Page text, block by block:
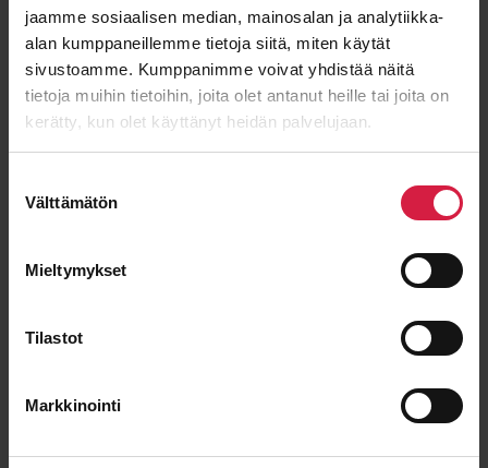
jaamme sosiaalisen median, mainosalan ja analytiikka-
alan kumppaneillemme tietoja siitä, miten käytät
sivustoamme. Kumppanimme voivat yhdistää näitä
tietoja muihin tietoihin, joita olet antanut heille tai joita on
kerätty, kun olet käyttänyt heidän palvelujaan.
valinta
Välttämätön
Mieltymykset
Tilastot
Markkinointi
Email
Message